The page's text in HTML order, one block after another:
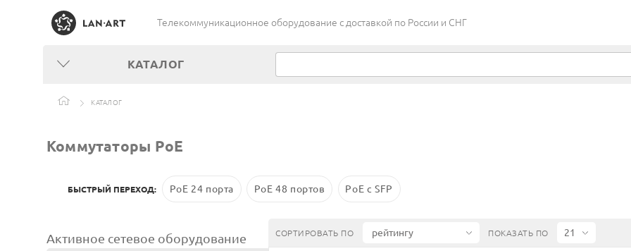
Телекоммуникационное оборудование c доставкой по России и СНГ
КАТАЛОГ
КАТАЛОГ
Коммутаторы PoE
БЫСТРЫЙ ПЕРЕХОД: PoE 24 порта PoE 48 портов PoE с SFP
Активное сетевое оборудование СОРТИРОВАТЬ ПО ПОКАЗАТЬ ПО